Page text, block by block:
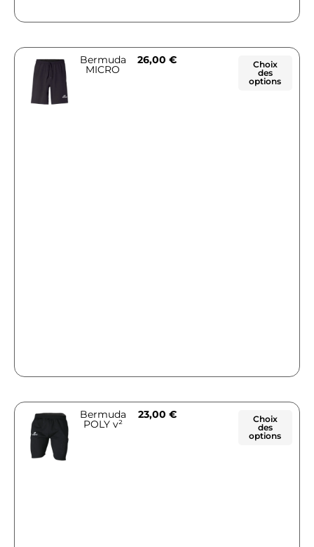
Bermuda
MICRO
26,00 €
Choix
des
options
Bermuda
POLY v²
23,00 €
Choix
des
options